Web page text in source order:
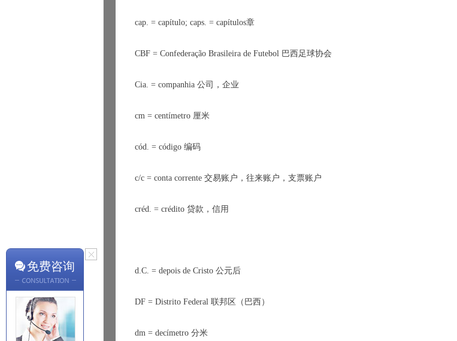
cap. = capítulo; caps. = capítulos章
CBF = Confederação Brasileira de Futebol 巴西足球协会
Cia. = companhia 公司 ， 企业
cm = centímetro 厘米
cód. = código 编码
c/c = conta corrente 交易账户 ， 往来账户 ， 支票账户
créd. = crédito 贷款 ， 信用
d.C. = depois de Cristo 公元后
DF = Distrito Federal 联邦区 （ 巴西 ）
dm = decímetro 分米
免费咨询